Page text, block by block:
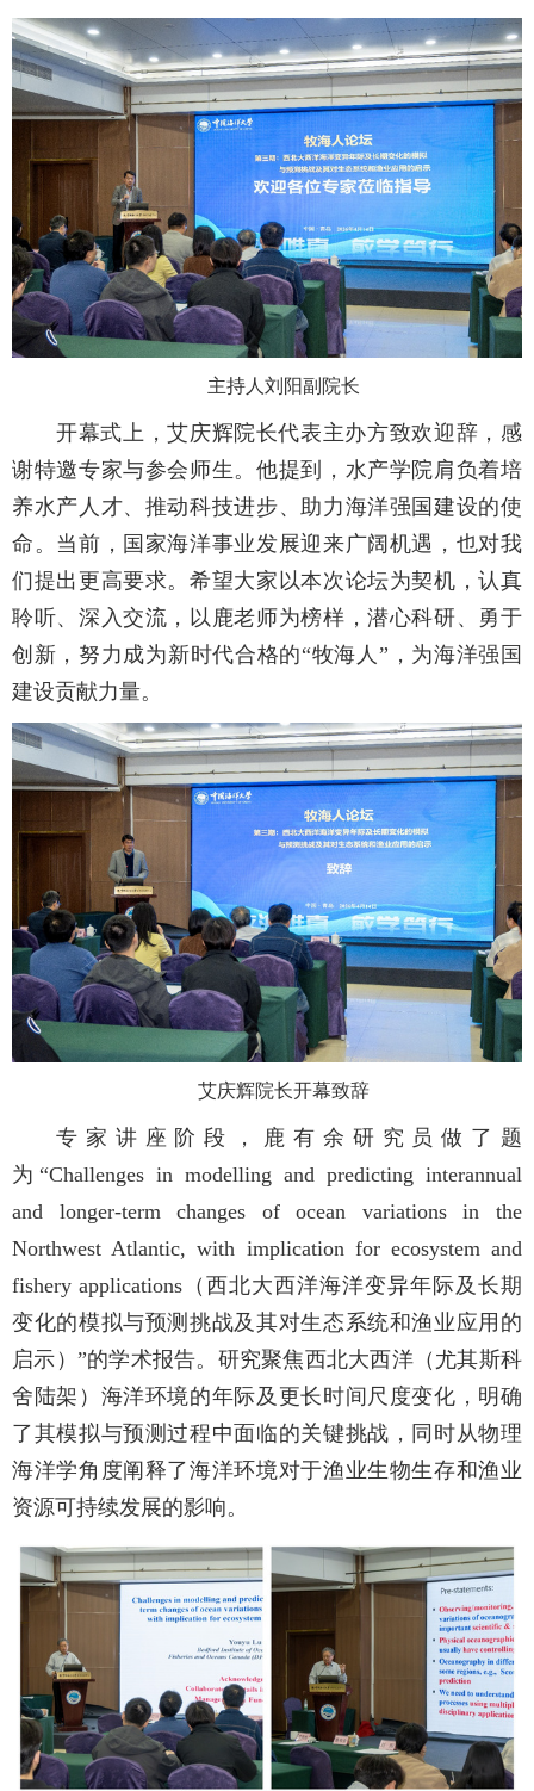
主持人刘阳副院长
开幕式上，艾庆辉院长代表主办方致欢迎辞，感
谢特邀专家与参会师生。他提到，水产学院肩负着培
养水产人才、推动科技进步、助力海洋强国建设的使
命。当前，国家海洋事业发展迎来广阔机遇，也对我
们提出更高要求。希望大家以本次论坛为契机，认真
聆听、深入交流，以鹿老师为榜样，潜心科研、勇于
创新，努力成为新时代合格的“牧海人”，为海洋强国
建设贡献力量。
艾庆辉院长开幕致辞
专家讲座阶段，鹿有余研究员做了题
为 “Challenges in modelling and predicting interannual
and longer-term changes of ocean variations in the
Northwest Atlantic, with implication for ecosystem and
fishery applications（西北大西洋海洋变异年际及长期
变化的模拟与预测挑战及其对生态系统和渔业应用的
启示）”的学术报告。研究聚焦西北大西洋（尤其斯科
舍陆架）海洋环境的年际及更长时间尺度变化，明确
了其模拟与预测过程中面临的关键挑战，同时从物理
海洋学角度阐释了海洋环境对于渔业生物生存和渔业
资源可持续发展的影响。